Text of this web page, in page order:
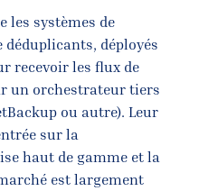
les systèmes de
déduplicants, déployés
recevoir les flux de
un orchestrateur tiers
ou autre). Leur
sur la
haut de gamme et la
est largement